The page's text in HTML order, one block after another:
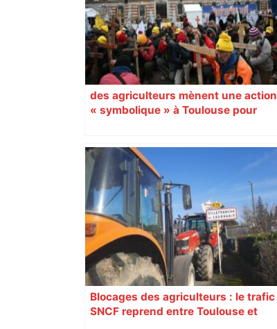
des agriculteurs mènent une action
« symbolique » à Toulouse pour
Blocages des agriculteurs : le trafic
SNCF reprend entre Toulouse et